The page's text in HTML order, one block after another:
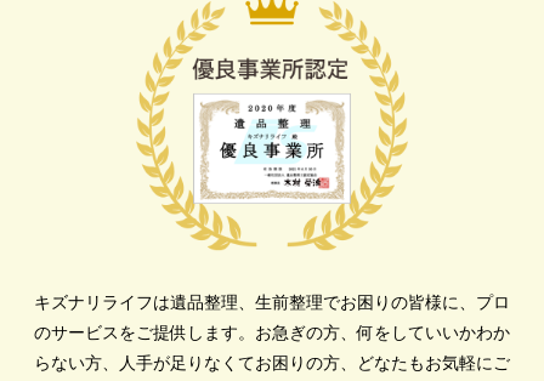
キズナリライフは遺品整理、生前整理でお困りの皆様に、プロ
のサービスをご提供します。 お急ぎの方、何をしていいかわか
らない方、人手が足りなくてお困りの方、どなたもお気軽にご